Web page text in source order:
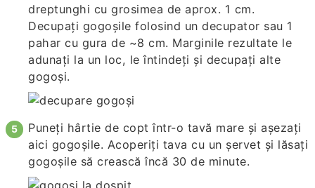
dreptunghi cu grosimea de aprox. 1 cm.
Decupați gogoșile folosind un decupator sau 1
pahar cu gura de ~8 cm. Marginile rezultate le
adunați la un loc, le întindeți și decupați alte
gogoși.
Puneți hârtie de copt într-o tavă mare și așezați
aici gogoșile. Acoperiți tava cu un șervet și lăsați
gogoșile să crească încă 30 de minute.